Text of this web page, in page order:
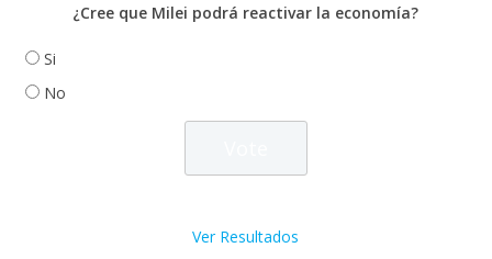
¿Cree que Milei podrá reactivar la economía?
Si
No
Ver Resultados